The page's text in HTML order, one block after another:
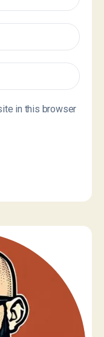
in this browser